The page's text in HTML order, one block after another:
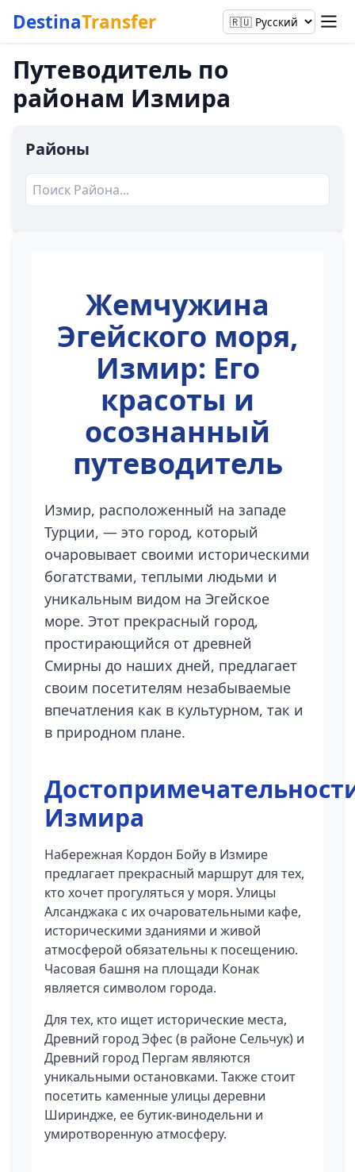
DestinaTransfer
Путеводитель по
районам Измира
Районы
Жемчужина
Эгейского моря,
Измир: Его
красоты и
осознанный
путеводитель
Измир, расположенный на западе
Турции, — это город, который
очаровывает своими историческими
богатствами, теплыми людьми и
уникальным видом на Эгейское
море. Этот прекрасный город,
простирающийся от древней
Смирны до наших дней, предлагает
своим посетителям незабываемые
впечатления как в культурном, так и
в природном плане.
Измира
Набережная Кордон Бойу в Измире
предлагает прекрасный маршрут для тех,
кто хочет прогуляться у моря. Улицы
Алсанджака с их очаровательными кафе,
историческими зданиями и живой
атмосферой обязательны к посещению.
Часовая башня на площади Конак
является символом города.
Для тех, кто ищет исторические места,
Древний город Эфес (в районе Сельчук) и
Древний город Пергам являются
уникальными остановками. Также стоит
посетить каменные улицы деревни
Шириндже, ее бутик-винодельни и
умиротворенную атмосферу.